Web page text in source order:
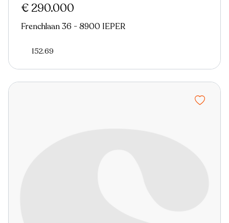
€ 290.000
Frenchlaan 36 - 8900 IEPER
152.69